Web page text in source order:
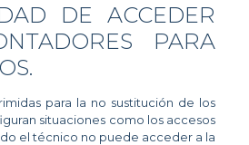
DE ACCEDER
PARA
para la no sustitución de los
situaciones como los accesos
el técnico no puede acceder a la